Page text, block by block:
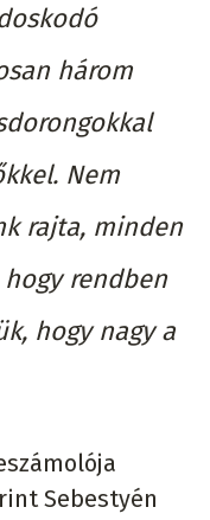
három
Nem
rajta, minden
rendben
hogy nagy a
Sebestyén